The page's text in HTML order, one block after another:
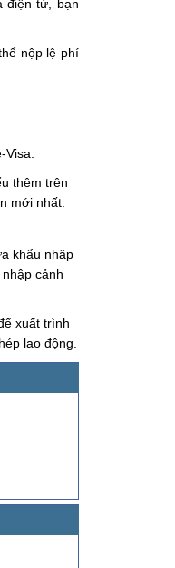
điện tử, bạn
nộp lệ phí
thêm trên
mới nhất.
khẩu nhập
cảnh
xuất trình
lao động.